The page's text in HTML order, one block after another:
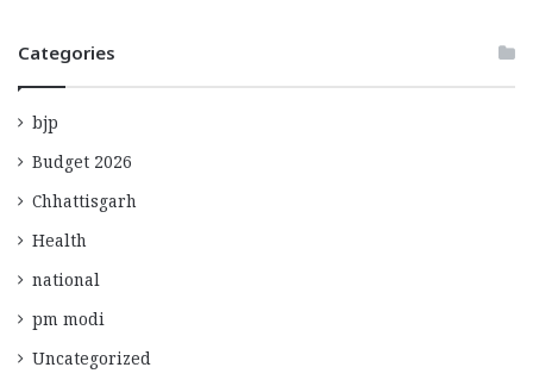
Categories
bjp
Budget 2026
Chhattisgarh
Health
national
pm modi
Uncategorized